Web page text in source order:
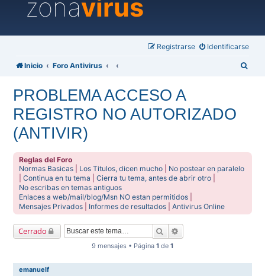
zonavirus
Identificarse
Registrarse
Inicio Foro Antivirus
PROBLEMA ACCESO A
REGISTRO NO AUTORIZADO
(ANTIVIR)
Reglas del Foro
Normas Basicas
Los Titulos, dicen mucho
No postear en paralelo
|Continua en tu tema |Cierra tu tema, antes de abrir otro
No escribas en temas antiguos
Enlaces a web/mail/blog/Msn NO estan permitidos
Mensajes Privados
Informes de resultados |Antivirus Online
Cerrado Buscar
9 mensajes • Página 1 de 1
emanuelf